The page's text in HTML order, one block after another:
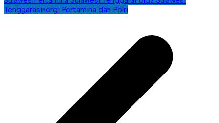
Tenggarasinergi Pertamina dan Polri